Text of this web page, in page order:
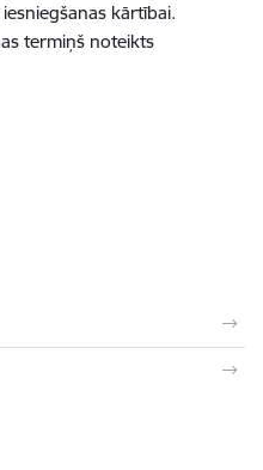
kārtībai.
termiņš noteikts